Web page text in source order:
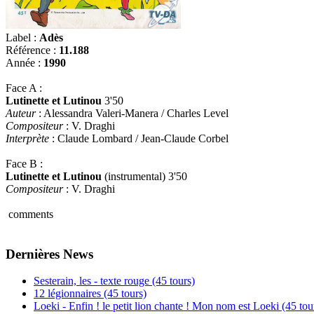
Label : Adès
Référence : 11.188
Année : 1990
Face A :
Lutinette et Lutinou 3'50
Auteur: Alessandra Valeri-Manera / Charles Level
Compositeur: V. Draghi
Interprète : Claude Lombard / Jean-Claude Corbel
Face B :
Lutinette et Lutinou (instrumental) 3'50
Compositeur: V. Draghi
comments
Dernières News
Sesterain, les - texte rouge (45 tours)
12 légionnaires (45 tours)
Loeki - Enfin ! le petit lion chante ! Mon nom est Loeki (45